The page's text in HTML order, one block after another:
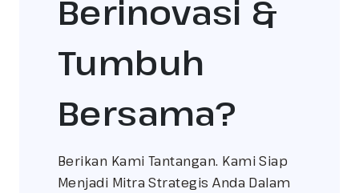
Berinovasi &
Tumbuh
Bersama?
Berikan Kami Tantangan. Kami Siap
Menjadi Mitra Strategis Anda Dalam